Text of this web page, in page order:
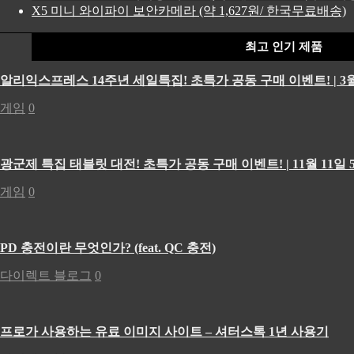
X5 미니 와이파이 보안카메라 (약 1,627원/ 한국무료배송)
최고 인기 제품
알리익스프레스 14주년 세일특집! 초특가 공동 구매 이벤트! | 3
게임 0
광군제 특집 태블릿 대전! 초특가 공동 구매 이벤트! | 11월 11일
게임 0
PD 충전이란 무엇인가? (feat. QC 충전)
다이렉트 블로그 0
프로가 사용하는 유료 이미지 사이트 – 셔터스톡 1년 사용기